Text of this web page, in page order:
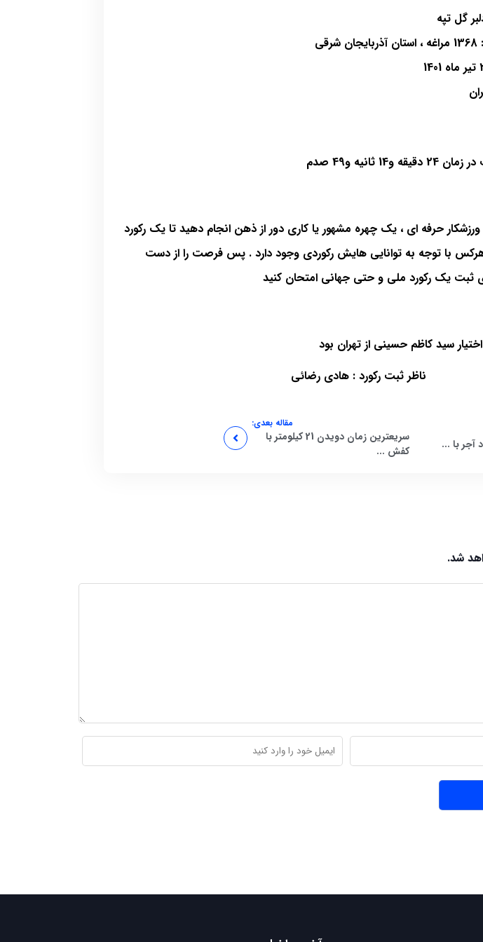
گل تپه
حرفه ای ، یک چهره مشهور یا کاری دور از ذهن انجام دهید تا یک رکورد
هرکس با توجه به توانایی هایش رکوردی وجود دارد . پس فرصت را از دست
ثبت یک رکورد ملی و حتی جهانی امتحان کنید
ناظر ثبت رکورد : هادی رضائی
آجر با ...
مقاله بعدی:
سریعترین زمان دویدن 21 کیلومتر با
کفش ...
شد.